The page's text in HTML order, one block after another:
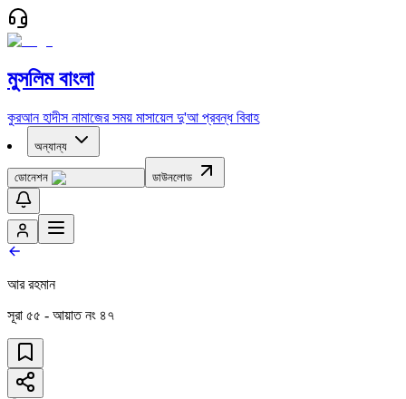
মুসলিম বাংলা
কুরআন হাদীস নামাজের সময় মাসায়েল দু'আ প্রবন্ধ বিবাহ
অন্যান্য
ডোনেশন ডাউনলোড
আর রহমান
সূরা ৫৫ - আয়াত নং ৪৭